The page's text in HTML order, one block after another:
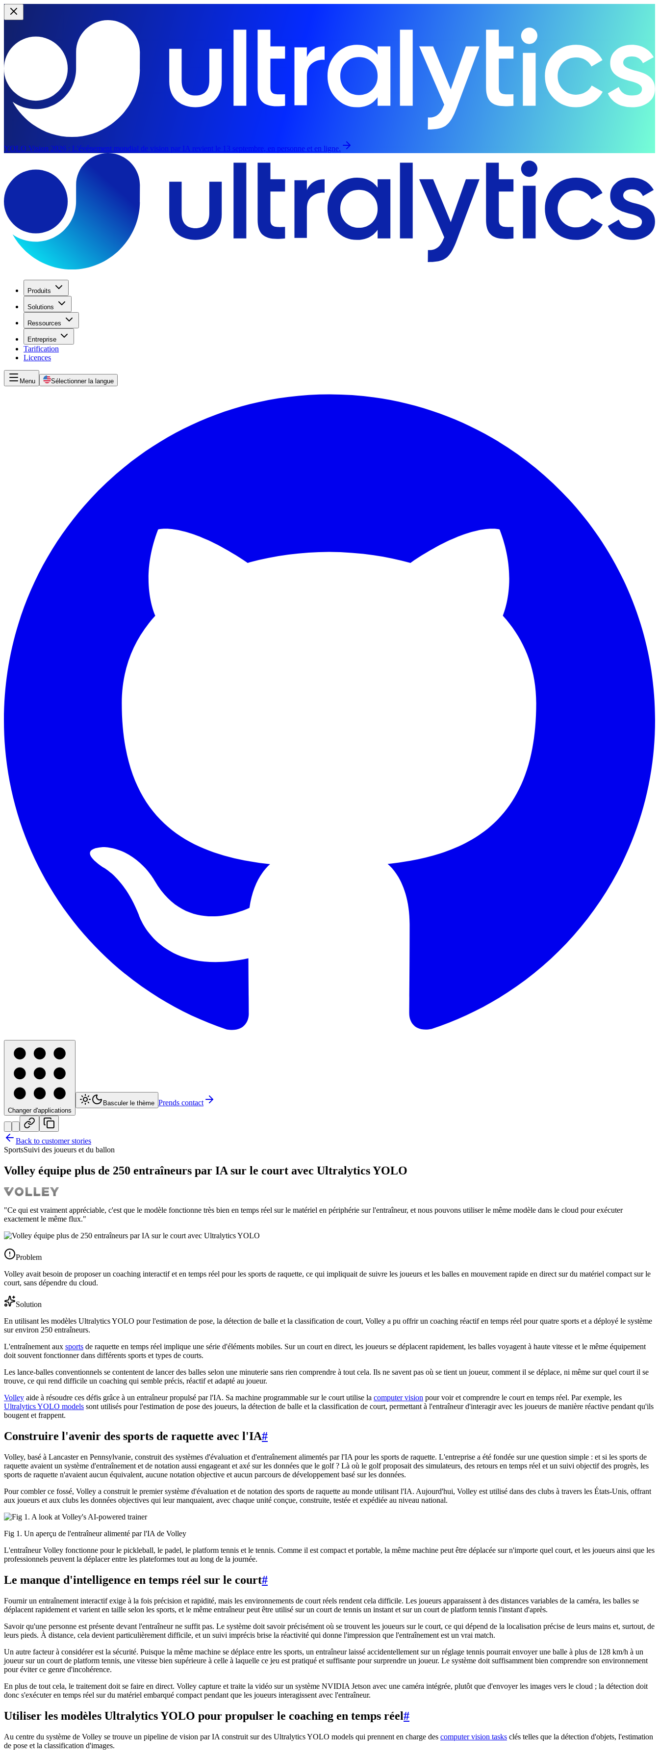
YOLO Vision 2026 : L'événement mondial de vision par IA revient le 13 septembre, en personne et en ligne.
Produits
Solutions
Ressources
Entreprise
Tarification
Licences
Menu Sélectionner la langue
Changer d'applications
Basculer le thème Prends contact
Back to customer stories
SportsSuivi des joueurs et du ballon
Volley équipe plus de 250 entraîneurs par IA sur le court avec Ultralytics YOLO
"Ce qui est vraiment appréciable, c'est que le modèle fonctionne très bien en temps réel sur le matériel en périphérie sur l'entraîneur, et nous pouvons utiliser le même modèle dans le cloud pour exécuter
exactement le même flux."
Problem
Volley avait besoin de proposer un coaching interactif et en temps réel pour les sports de raquette, ce qui impliquait de suivre les joueurs et les balles en mouvement rapide en direct sur du matériel compact sur le
court, sans dépendre du cloud.
Solution
En utilisant les modèles Ultralytics YOLO pour l'estimation de pose, la détection de balle et la classification de court, Volley a pu offrir un coaching réactif en temps réel pour quatre sports et a déployé le système
sur environ 250 entraîneurs.
L'entraînement aux sports de raquette en temps réel implique une série d'éléments mobiles. Sur un court en direct, les joueurs se déplacent rapidement, les balles voyagent à haute vitesse et le même équipement
doit souvent fonctionner dans différents sports et types de courts.
Les lance-balles conventionnels se contentent de lancer des balles selon une minuterie sans rien comprendre à tout cela. Ils ne savent pas où se tient un joueur, comment il se déplace, ni même sur quel court il se
trouve, ce qui rend difficile un coaching qui semble précis, réactif et adapté au joueur.
Volley aide à résoudre ces défis grâce à un entraîneur propulsé par l'IA. Sa machine programmable sur le court utilise la computer vision pour voir et comprendre le court en temps réel. Par exemple, les
Ultralytics YOLO models sont utilisés pour l'estimation de pose des joueurs, la détection de balle et la classification de court, permettant à l'entraîneur d'interagir avec les joueurs de manière réactive pendant qu'ils
bougent et frappent.
Construire l'avenir des sports de raquette avec l'IA#
Volley, basé à Lancaster en Pennsylvanie, construit des systèmes d'évaluation et d'entraînement alimentés par l'IA pour les sports de raquette. L'entreprise a été fondée sur une question simple : et si les sports de
raquette avaient un système d'entraînement et de notation aussi engageant et axé sur les données que le golf ? Là où le golf proposait des simulateurs, des retours en temps réel et un suivi objectif des progrès, les
sports de raquette n'avaient aucun équivalent, aucune notation objective et aucun parcours de développement basé sur les données.
Pour combler ce fossé, Volley a construit le premier système d'évaluation et de notation des sports de raquette au monde utilisant l'IA. Aujourd'hui, Volley est utilisé dans des clubs à travers les États-Unis, offrant
aux joueurs et aux clubs les données objectives qui leur manquaient, avec chaque unité conçue, construite, testée et expédiée au niveau national.
Fig 1. Un aperçu de l'entraîneur alimenté par l'IA de Volley
L'entraîneur Volley fonctionne pour le pickleball, le padel, le platform tennis et le tennis. Comme il est compact et portable, la même machine peut être déplacée sur n'importe quel court, et les joueurs ainsi que les
professionnels peuvent la déplacer entre les plateformes tout au long de la journée.
Le manque d'intelligence en temps réel sur le court#
Fournir un entraînement interactif exige à la fois précision et rapidité, mais les environnements de court réels rendent cela difficile. Les joueurs apparaissent à des distances variables de la caméra, les balles se
déplacent rapidement et varient en taille selon les sports, et le même entraîneur peut être utilisé sur un court de tennis un instant et sur un court de platform tennis l'instant d'après.
Savoir qu'une personne est présente devant l'entraîneur ne suffit pas. Le système doit savoir précisément où se trouvent les joueurs sur le court, ce qui dépend de la localisation précise de leurs mains et, surtout, de
leurs pieds. À distance, cela devient particulièrement difficile, et un suivi imprécis brise la réactivité qui donne l'impression que l'entraînement est un vrai match.
Un autre facteur à considérer est la sécurité. Puisque la même machine se déplace entre les sports, un entraîneur laissé accidentellement sur un réglage tennis pourrait envoyer une balle à plus de 128 km/h à un
joueur sur un court de platform tennis, une vitesse bien supérieure à celle à laquelle ce jeu est pratiqué et suffisante pour surprendre un joueur. Le système doit suffisamment bien comprendre son environnement
pour éviter ce genre d'incohérence.
En plus de tout cela, le traitement doit se faire en direct. Volley capture et traite la vidéo sur un système NVIDIA Jetson avec une caméra intégrée, plutôt que d'envoyer les images vers le cloud ; la détection doit
donc s'exécuter en temps réel sur du matériel embarqué compact pendant que les joueurs interagissent avec l'entraîneur.
Utiliser les modèles Ultralytics YOLO pour propulser le coaching en temps réel#
Au centre du système de Volley se trouve un pipeline de vision par IA construit sur des Ultralytics YOLO models qui prennent en charge des computer vision tasks clés telles que la détection d'objets, l'estimation
de pose et la classification d'images.